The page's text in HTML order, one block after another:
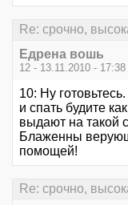
Re: срочно,
Едрена вошь
12 - 13.11.2010 - 17:38
10: Ну
и спать будите
выдают на такой
Блаженны
помощей!
Re: срочно,